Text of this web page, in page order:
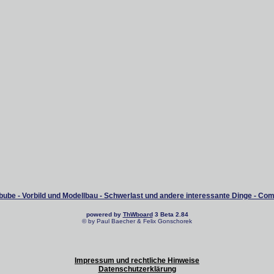
- Vorbild und Modellbau - Schwerlast und andere interessante Dinge -
powered by ThWboard3 Beta 2.84
© by Paul Baecher & Felix Gonschorek
Impressum und rechtliche Hinweise
Datenschutzerklärung